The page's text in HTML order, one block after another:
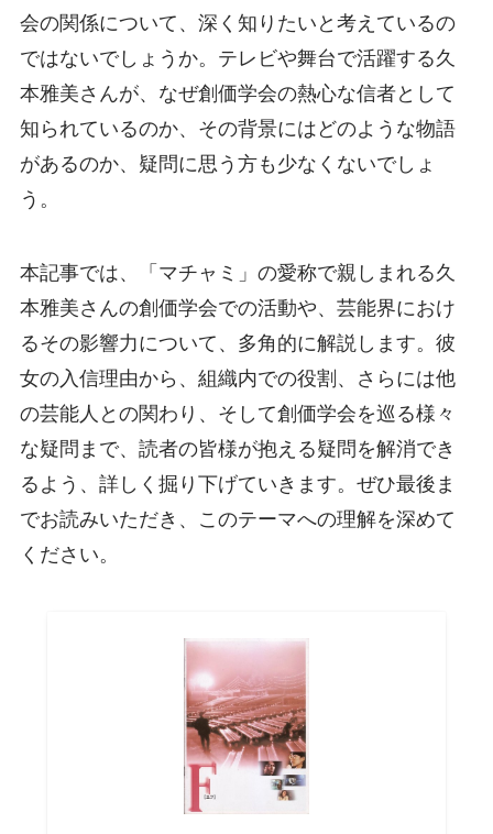
会の関係について、深く知りたいと考えているの
ではないでしょうか。テレビや舞台で活躍する久
本雅美さんが、なぜ創価学会の熱心な信者として
知られているのか、その背景にはどのような物語
があるのか、疑問に思う方も少なくないでしょ
う。
本記事では、「マチャミ」の愛称で親しまれる久
本雅美さんの創価学会での活動や、芸能界におけ
るその影響力について、多角的に解説します。彼
女の入信理由から、組織内での役割、さらには他
の芸能人との関わり、そして創価学会を巡る様々
な疑問まで、読者の皆様が抱える疑問を解消でき
るよう、詳しく掘り下げていきます。ぜひ最後ま
でお読みいただき、このテーマへの理解を深めて
ください。